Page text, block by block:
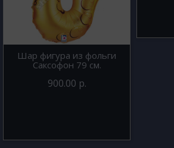
Шар фигура из фольги
Саксофон 79 см.
900.00 р.